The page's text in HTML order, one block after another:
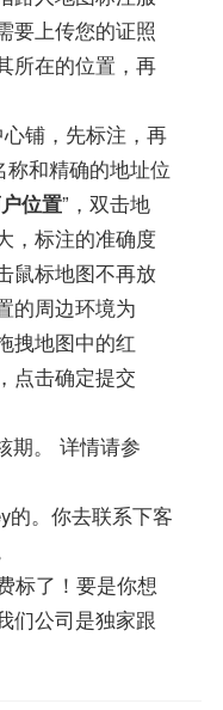
要上传您的证照
所在的位置，再
铺，先标注，再
称和精确的地址位
位置”，双击地
，标注的准确度
鼠标地图不再放
的周边环境为
拽地图中的红
点击确定提交
期。 详情请参
的。你去联系下客
标了！要是你想
们公司是独家跟